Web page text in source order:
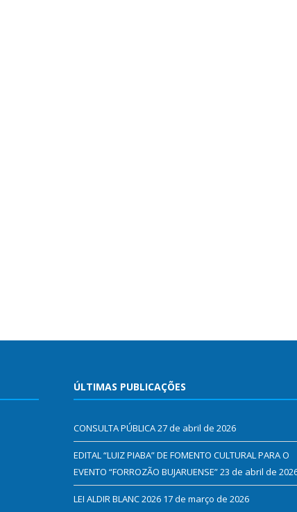
ÚLTIMAS PUBLICAÇÕES
CONSULTA PÚBLICA27 de abril de 2026
EDITAL “LUIZ PIABA” DE FOMENTO CULTURAL PARA O
EVENTO “FORROZÃO BUJARUENSE”23 de abril de
LEI ALDIR BLANC 2026 17 de março de 2026